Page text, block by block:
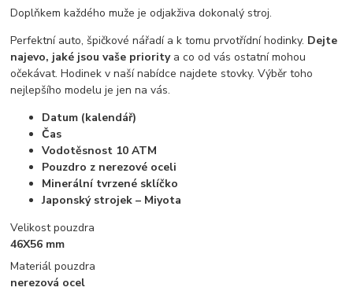
Doplňkem každého muže je odjakživa dokonalý stroj.
Perfektní auto, špičkové nářadí a k tomu prvotřídní hodinky. Dejte
najevo, jaké jsou vaše prioritya co od vás ostatní mohou
očekávat. Hodinek v naší nabídce najdete stovky. Výběr toho
nejlepšího modelu je jen na vás.
Datum (kalendář)
Čas
Vodotěsnost 10 ATM
Pouzdro z nerezové oceli
Minerální tvrzené sklíčko
Japonský strojek – Miyota
Velikost pouzdra
46X56 mm
Materiál pouzdra
nerezová ocel